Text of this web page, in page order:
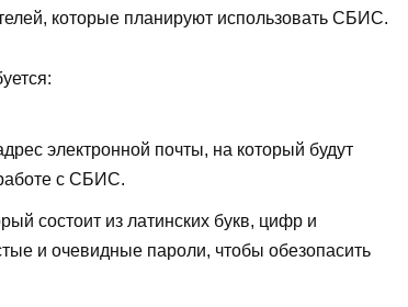
которые планируют использовать СБИС.
электронной почты, на который будут
с СБИС.
состоит из латинских букв, цифр и
и очевидные пароли, чтобы обезопасить